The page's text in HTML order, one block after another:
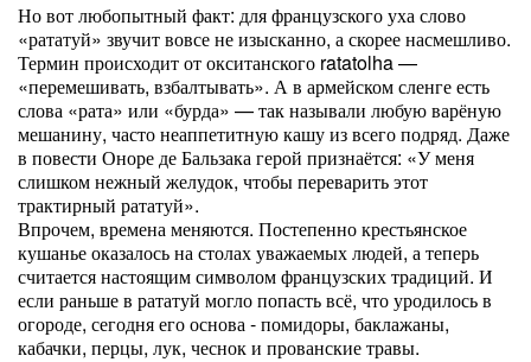
Но вот любопытный факт: для французского уха слово
«рататуй» звучит вовсе не изысканно, а скорее насмешливо.
Термин происходит от окситанского ratatolha —
«перемешивать, взбалтывать». А в армейском сленге есть
слова «рата» или «бурда» — так называли любую варёную
мешанину, часто неаппетитную кашу из всего подряд. Даже
в повести Оноре де Бальзака герой признаётся: «У меня
слишком нежный желудок, чтобы переварить этот
трактирный рататуй».
Впрочем, времена меняются. Постепенно крестьянское
кушанье оказалось на столах уважаемых людей, а теперь
считается настоящим символом французских традиций. И
если раньше в рататуй могло попасть всё, что уродилось в
огороде, сегодня его основа - помидоры, баклажаны,
кабачки, перцы, лук, чеснок и прованские травы.